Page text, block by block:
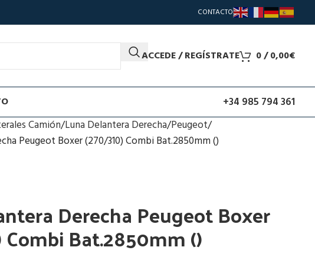
CONTACTO
ACCEDE / REGÍSTRATE 0/0,00€
+34 985 794 361
Camión Luna Delantera Derecha Peugeot
Peugeot Boxer (270/310) Combi Bat.2850mm ()
Derecha Peugeot Boxer
Bat.2850mm ()